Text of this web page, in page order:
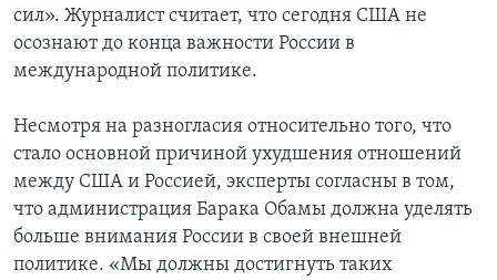
сил». Журналист считает, что сегодня США не
осознают до конца важности России в
международной политике.
Несмотря на разногласия относительно того, что
стало основной причиной ухудшения отношений
между США и Россией, эксперты согласны в том,
что администрация Барака Обамы должна уделять
больше внимания России в своей внешней
политике. «Мы должны достигнуть таких